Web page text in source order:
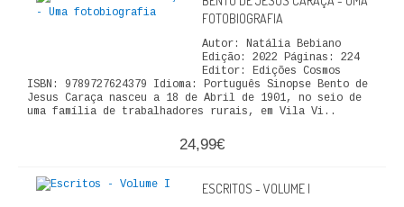
RELAÇÕES INTERNACIONAIS
OUTROS TEMAS
FOTOBIOGRAFIA
Autor: Natália Bebiano
Edição: 2022 Páginas: 224
Editor: Edições Cosmos
ISBN: 9789727624379 Idioma: Português Sinopse Bento de
Jesus Caraça nasceu a 18 de Abril de 1901, no seio de
uma família de trabalhadores rurais, em Vila Vi..
24,99€
ESCRITOS - VOLUME I